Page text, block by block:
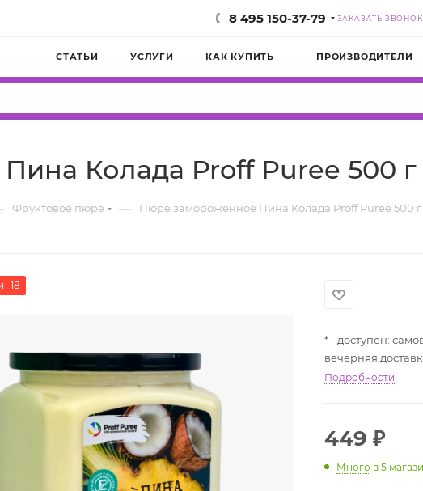
8 495 150-37-79 ЗАКАЗАТЬ ЗВОНОК
СТАТЬИ УСЛУГИ КАК КУПИТЬ ПРОИЗВОДИТЕЛИ
Колада Proff Puree 500 г
Фруктовое пюре — Пюре замороженное Пина Колада Proff Puree 500 г
-18
* - доступен:
вечерняя
Подробности
449 ₽
Много в 5